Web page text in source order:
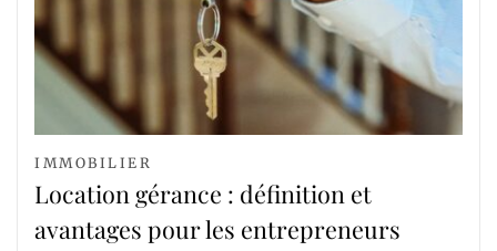
IMMOBILIER
Location gérance : définition et
avantages pour les entrepreneurs